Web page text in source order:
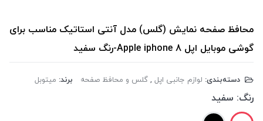
محافظ صفحه نمایش (گلس) مدل آنتی استاتیک مناسب برای
گوشی موبایل اپل Apple iphone 8-رنگ سفید
دسته‌بندی: لوازم جانبی اپل ,گلس و محافظ صفحه برند: میتوبل
رنگ: سفید